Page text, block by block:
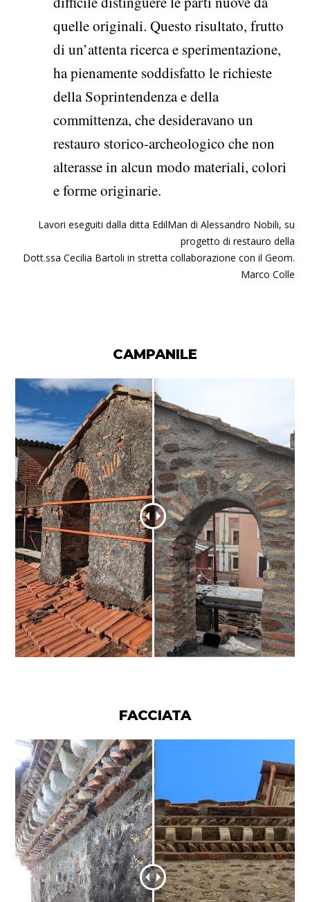
quelle originali. Questo risultato, frutto
di un’attenta ricerca e sperimentazione,
ha pienamente soddisfatto le richieste
della Soprintendenza e della
committenza, che desideravano un
restauro storico-archeologico che non
alterasse in alcun modo materiali, colori
e forme originarie.
Lavori eseguiti dalla ditta EdilMan di Alessandro Nobili, su
progetto di restauro della
Dott.ssa Cecilia Bartoli in stretta collaborazione con il Geom.
Marco Colle
CAMPANILE
FACCIATA